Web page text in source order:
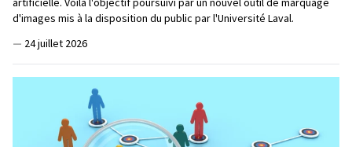
d'images mis à la disposition du public par l'Université Laval.
— 24 juillet 2026